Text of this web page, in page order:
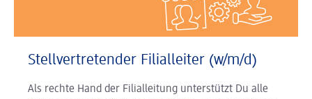
Stellvertretender Filialleiter (w/m/d)
Als rechte Hand der Filialleitung unterstützt Du alle